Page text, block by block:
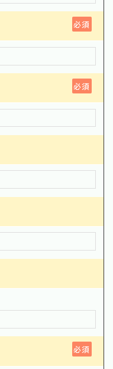
必須
必須
必須